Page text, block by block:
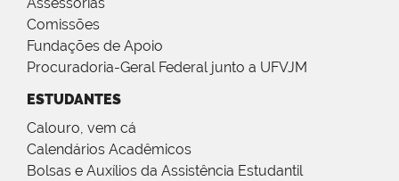
Assessorias
Comissões
Fundações de Apoio
Procuradoria-Geral Federal junto a UFVJM
ESTUDANTES
Calouro, vem cá
Calendários Acadêmicos
Bolsas e Auxílios da Assistência Estudantil